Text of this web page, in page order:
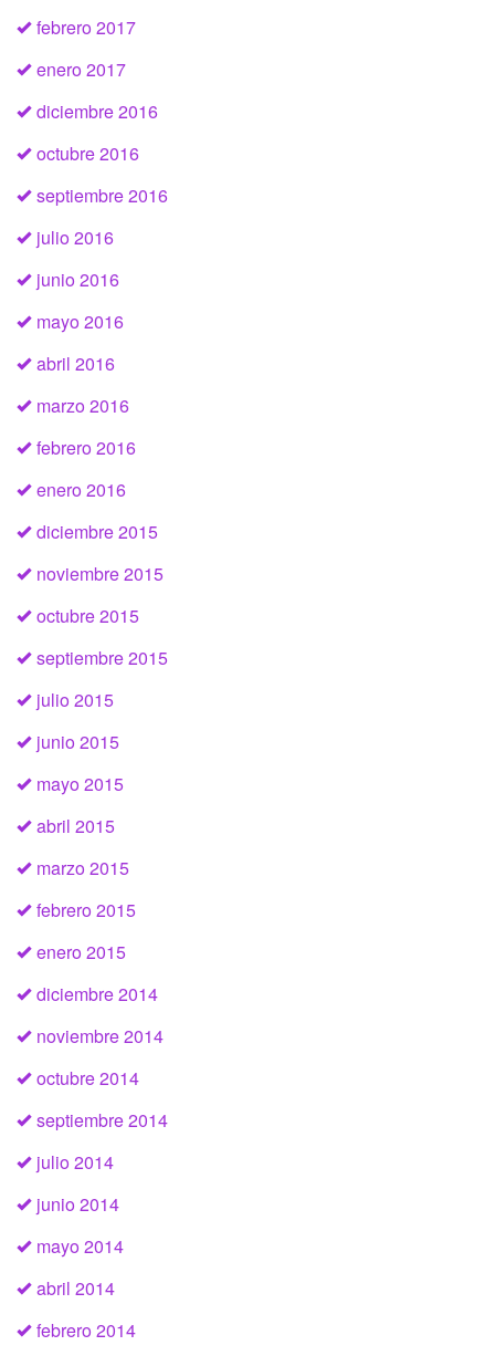
febrero 2017
enero 2017
diciembre 2016
octubre 2016
septiembre 2016
julio 2016
junio 2016
mayo 2016
abril 2016
marzo 2016
febrero 2016
enero 2016
diciembre 2015
noviembre 2015
octubre 2015
septiembre 2015
julio 2015
junio 2015
mayo 2015
abril 2015
marzo 2015
febrero 2015
enero 2015
diciembre 2014
noviembre 2014
octubre 2014
septiembre 2014
julio 2014
junio 2014
mayo 2014
abril 2014
febrero 2014